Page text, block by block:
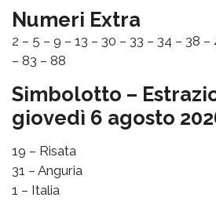
Numeri Extra
2 – 5 – 9 – 13 – 30 – 33 – 34 – 38
– 83 – 88
Simbolotto –
giovedì 6 agosto
19 – Risata
31 – Anguria
1 – Italia